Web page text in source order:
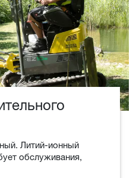
Литий-ионный
обслуживания,